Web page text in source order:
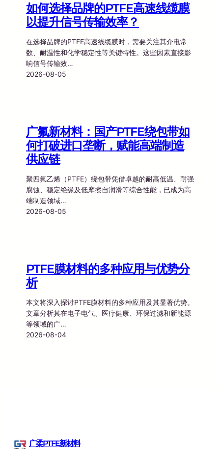
如何选择品牌的PTFE高速线缆膜
以提升信号传输效率？
在选择品牌的PTFE高速线缆膜时，需要关注其介电常
数、耐温性和化学稳定性等关键特性。这些因素直接影
响信号传输效…
2026-08-05
广氟新材料：国产PTFE绕包带如
何打破进口垄断，赋能高端制造
供应链
聚四氟乙烯（PTFE）绕包带凭借卓越的耐高低温、耐强
腐蚀、稳定绝缘及低摩擦自润滑等综合性能，已成为高
端制造领域…
2026-08-05
PTFE膜材料的多种应用与优势分
析
本文将深入探讨PTFE膜材料的多种应用及其显著优势。
文章分析其在电子电气、医疗健康、环保过滤和新能源
等领域的广…
2026-08-04
广柔PTFE新材料